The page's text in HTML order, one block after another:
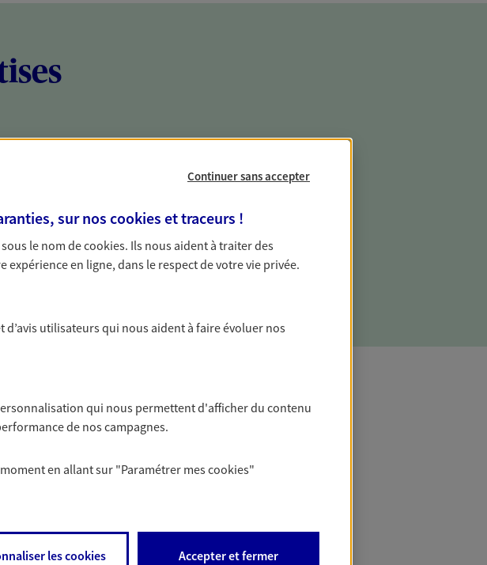
Nous sommes à votre écoute pour vous proposer des
solutions assurantielles couvrant les risques liés à votre
activité, mais aussi les risques liés à votre vie privée. Un seul
interlocuteur pour tous vos besoins, ça change tout.
et Protection
Continuer sans accepter
sur nos cookies et traceurs !
le nom decookies. Ils nous aident à traiter des
en ligne, dans le respect de votre vie privée.
d’avis utilisateurs qui nous aident à faire évoluer nos
qui nous permettent d'afficher du contenu
de nos campagnes.
en allant sur "Paramétrer mescookies"
les cookies Accepter et fermer